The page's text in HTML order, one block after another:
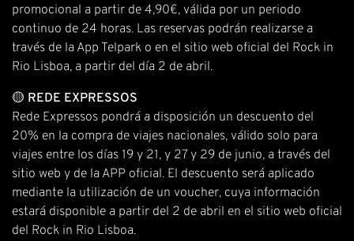
promocional a partir de 4,90€, válida por un periodo
continuo de 24 horas. Las reservas podrán realizarse a
través de la App Telpark o en el sitio web oficial del Rock in
Rio Lisboa, a partir del día 2 de abril.
🟡 REDE EXPRESSOS
Rede Expressos pondrá a disposición un descuento del
20% en la compra de viajes nacionales, válido solo para
viajes entre los días 19 y 21, y 27 y 29 de junio, a través del
sitio web y de la APP oficial. El descuento será aplicado
mediante la utilización de un voucher, cuya información
estará disponible a partir del 2 de abril en el sitio web oficial
del Rock in Rio Lisboa.